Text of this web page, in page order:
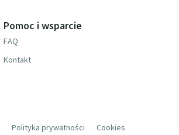
Pomoc i wsparcie
FAQ
Kontakt
Polityka prywatności Cookies